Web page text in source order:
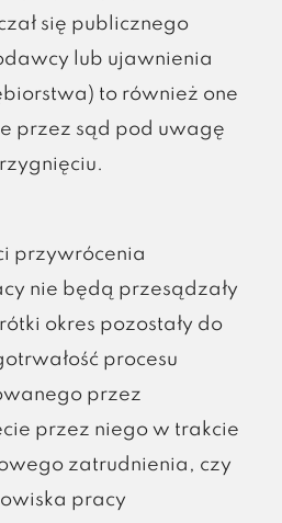
się publicznego
lub ujawnienia
to również one
przez sąd pod uwagę
przywrócenia
nie będą przesądzały
okres pozostały do
procesu
przez
przez niego w trakcie
zatrudnienia, czy
pracy